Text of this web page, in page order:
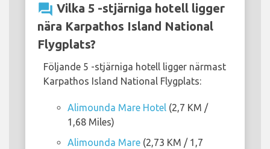
question_answer Vilka 5 -stjärniga hotell ligger
nära Karpathos Island National
Flygplats?
Följande 5 -stjärniga hotell ligger närmast
Karpathos Island National Flygplats:
Alimounda Mare Hotel (2,7 KM /
1,68 Miles)
Alimounda Mare (2,73 KM / 1,7